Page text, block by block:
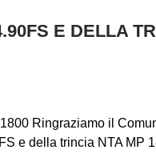
E DELLA
Ringraziamo il
e della trincia NTA MP